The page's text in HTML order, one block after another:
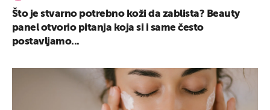
Što je stvarno potrebno koži da zablista? Beauty
panel otvorio pitanja koja si i same često
postavljamo...